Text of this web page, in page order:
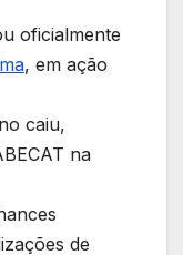
oficialmente
, em ação
caiu,
na
de